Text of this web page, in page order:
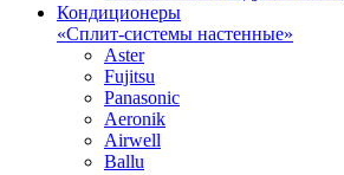
Кондиционеры
«Сплит-системы настенные»
Aster
Fujitsu
Panasonic
Aeronik
Airwell
Ballu